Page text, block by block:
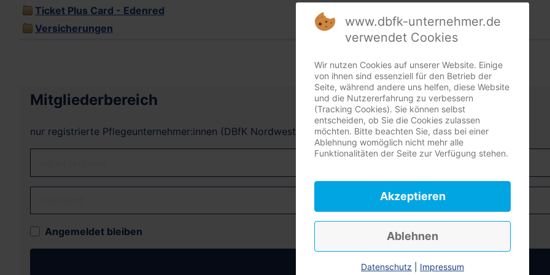
Ticket Plus Card - Edenred
Versicherungen
Mitgliederbereich
nur registrierte Pflegeunternehmer:innen (DBfK Nordwest + Südost)
Angemeldet bleiben
Anmelden
www.dbfk-unternehmer.de
verwendet Cookies
Wir nutzen Cookies auf unserer Website. Einige
von ihnen sind essenziell für den Betrieb der
Seite, während andere uns helfen, diese Website
und die Nutzererfahrung zu verbessern
(Tracking Cookies). Sie können selbst
entscheiden, ob Sie die Cookies zulassen
möchten. Bitte beachten Sie, dass bei einer
Ablehnung womöglich nicht mehr alle
Funktionalitäten der Seite zur Verfügung stehen.
Akzeptieren
Ablehnen
Datenschutz Impressum